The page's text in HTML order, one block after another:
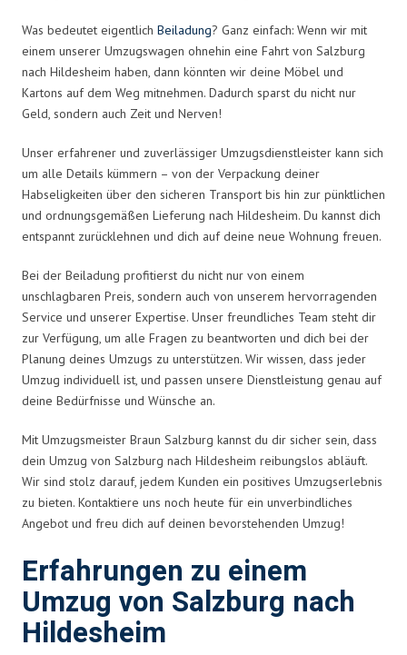
Was bedeutet eigentlich Beiladung? Ganz einfach: Wenn wir mit
einem unserer Umzugswagen ohnehin eine Fahrt von Salzburg
nach Hildesheim haben, dann könnten wir deine Möbel und
Kartons auf dem Weg mitnehmen. Dadurch sparst du nicht nur
Geld, sondern auch Zeit und Nerven!
Unser erfahrener und zuverlässiger Umzugsdienstleister kann sich
um alle Details kümmern – von der Verpackung deiner
Habseligkeiten über den sicheren Transport bis hin zur pünktlichen
und ordnungsgemäßen Lieferung nach Hildesheim. Du kannst dich
entspannt zurücklehnen und dich auf deine neue Wohnung freuen.
Bei der Beiladung profitierst du nicht nur von einem
unschlagbaren Preis, sondern auch von unserem hervorragenden
Service und unserer Expertise. Unser freundliches Team steht dir
zur Verfügung, um alle Fragen zu beantworten und dich bei der
Planung deines Umzugs zu unterstützen. Wir wissen, dass jeder
Umzug individuell ist, und passen unsere Dienstleistung genau auf
deine Bedürfnisse und Wünsche an.
Mit Umzugsmeister Braun Salzburg kannst du dir sicher sein, dass
dein Umzug von Salzburg nach Hildesheim reibungslos abläuft.
Wir sind stolz darauf, jedem Kunden ein positives Umzugserlebnis
zu bieten. Kontaktiere uns noch heute für ein unverbindliches
Angebot und freu dich auf deinen bevorstehenden Umzug!
Erfahrungen zu einem
Umzug von Salzburg nach
Hildesheim